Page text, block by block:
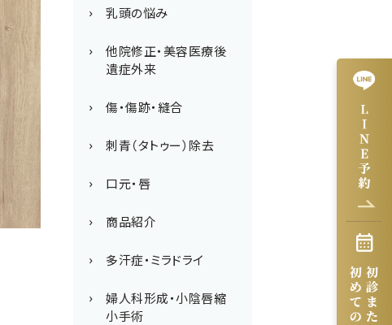
乳頭の悩み
他院修正・美容医療後
遺症外来
傷・傷跡・縫合
刺青（タトゥー）除去
口元・唇
商品紹介
多汗症・ミラドライ
婦人科形成・小陰唇縮
小手術